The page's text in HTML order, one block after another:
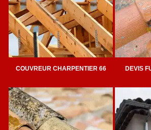
COUVREUR CHARPENTIER 66 DEVIS